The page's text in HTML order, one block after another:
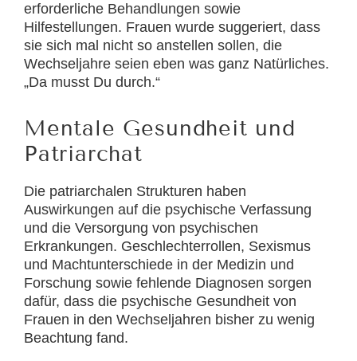
erforderliche Behandlungen sowie
Hilfestellungen. Frauen wurde suggeriert, dass
sie sich mal nicht so anstellen sollen, die
Wechseljahre seien eben was ganz Natürliches.
„Da musst Du durch.“
Mentale Gesundheit und
Patriarchat
Die patriarchalen Strukturen haben
Auswirkungen auf die psychische Verfassung
und die Versorgung von psychischen
Erkrankungen. Geschlechterrollen, Sexismus
und Machtunterschiede in der Medizin und
Forschung sowie fehlende Diagnosen sorgen
dafür, dass die psychische Gesundheit von
Frauen in den Wechseljahren bisher zu wenig
Beachtung fand.